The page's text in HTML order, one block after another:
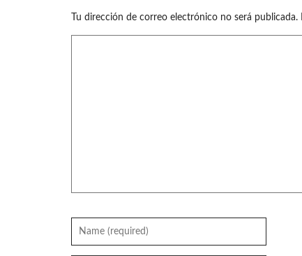
Tu dirección de correo electrónico no será publicada.